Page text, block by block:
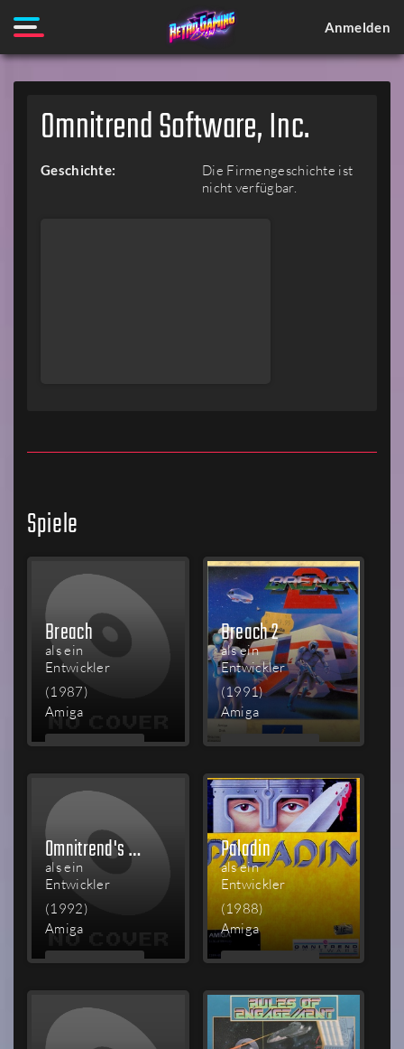
Anmelden
Omnitrend Software, Inc.
Geschichte:
Die Firmengeschichte ist
nicht verfügbar.
Spiele
Breach
als ein
Entwickler
(1987)
Amiga
MEHR
Breach 2
als ein
Entwickler
(1991)
Amiga
MEHR
Omnitrend's Paladin II
als ein
Entwickler
(1992)
Amiga
MEHR
Paladin
als ein
Entwickler
(1988)
Amiga
MEHR